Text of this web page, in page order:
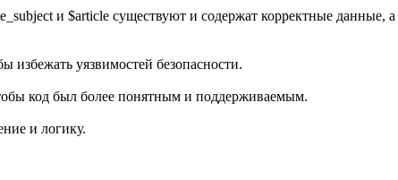
и $article существуют и содержат корректные данные,
избежать уязвимостей безопасности.
код был более понятным и поддерживаемым.
и логику.